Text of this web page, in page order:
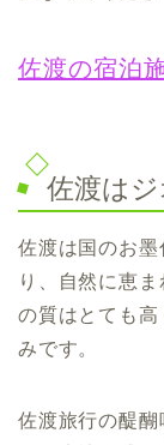
佐渡の宿泊
佐渡は
佐渡は国のお
り、自然に恵
の質はとても
みです。
佐渡旅行の醍